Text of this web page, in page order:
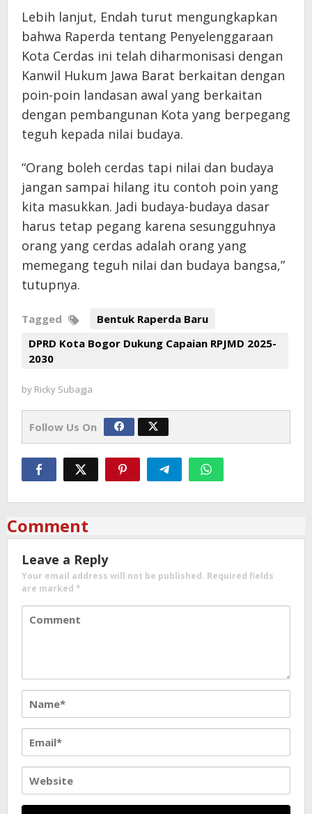
Lebih lanjut, Endah turut mengungkapkan
bahwa Raperda tentang Penyelenggaraan
Kota Cerdas ini telah diharmonisasi dengan
Kanwil Hukum Jawa Barat berkaitan dengan
poin-poin landasan awal yang berkaitan
dengan pembangunan Kota yang berpegang
teguh kepada nilai budaya.
“Orang boleh cerdas tapi nilai dan budaya
jangan sampai hilang itu contoh poin yang
kita masukkan. Jadi budaya-budaya dasar
harus tetap pegang karena sesungguhnya
orang yang cerdas adalah orang yang
memegang teguh nilai dan budaya bangsa,”
tutupnya.
Tagged
Bentuk Raperda Baru
DPRD Kota Bogor Dukung Capaian RPJMD 2025-
2030
by Ricky Subagja
Follow Us On
Comment
Leave a Reply
Your email address will not be published. Required fields
are marked *